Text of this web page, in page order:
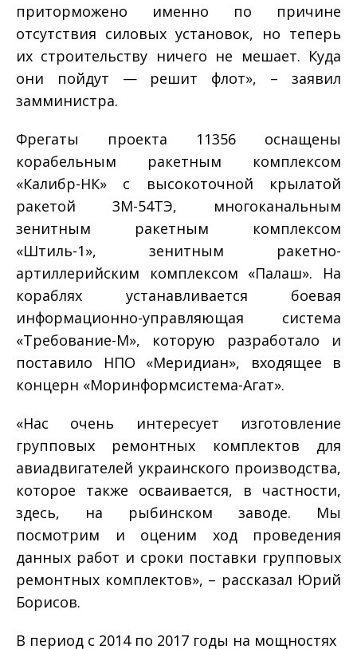
приторможено именно по причине
отсутствия силовых установок, но теперь
их строительству ничего не мешает. Куда
они пойдут — решит флот», – заявил
замминистра.
Фрегаты проекта 11356 оснащены
корабельным ракетным комплексом
«Калибр-НК» с высокоточной крылатой
ракетой 3М-54ТЭ, многоканальным
зенитным ракетным комплексом
«Штиль-1», зенитным ракетно-
артиллерийским комплексом «Палаш». На
кораблях устанавливается боевая
информационно-управляющая система
«Требование-М», которую разработало и
поставило НПО «Меридиан», входящее в
концерн «Моринформсистема-Агат».
«Нас очень интересует изготовление
групповых ремонтных комплектов для
авиадвигателей украинского производства,
которое также осваивается, в частности,
здесь, на рыбинском заводе. Мы
посмотрим и оценим ход проведения
данных работ и сроки поставки групповых
ремонтных комплектов», – рассказал Юрий
Борисов.
В период с 2014 по 2017 годы на мощностях